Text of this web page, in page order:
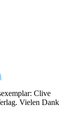
Clive
Vielen Dank